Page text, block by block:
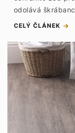
odolává
CELÝ ČLÁNEK